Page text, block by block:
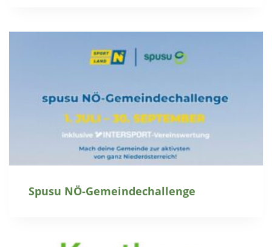
Spusu NÖ-Gemeindechallenge